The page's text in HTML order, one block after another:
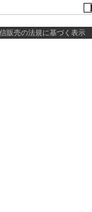
販売の法規に基づく表示